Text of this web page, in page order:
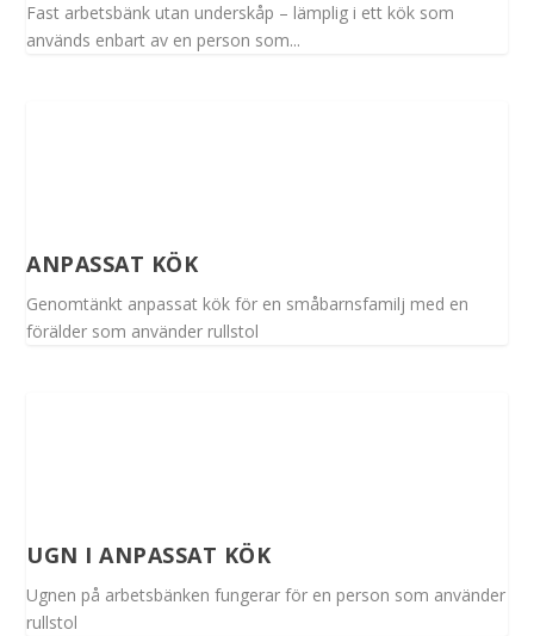
Fast arbetsbänk utan underskåp – lämplig i ett kök som
används enbart av en person som...
ANPASSAT KÖK
Genomtänkt anpassat kök för en småbarnsfamilj med en
förälder som använder rullstol
UGN I ANPASSAT KÖK
Ugnen på arbetsbänken fungerar för en person som använder
rullstol